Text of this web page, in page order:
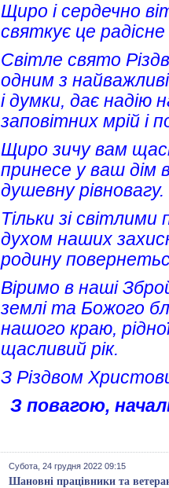
Щиро і сердечно
святкує це
Світле свято
одним з
і думки, дає надію
заповітних мрій і
Щиро зичу вам
принесе у ваш дім
душевну рівновагу.
Тільки зі
духом наших
родину
Віримо в наші
землі та Божого
нашого краю,
щасливий рік.
З Різдвом
З повагою,
Субота, 24 грудня 2022 09:15
Шановні працівники та